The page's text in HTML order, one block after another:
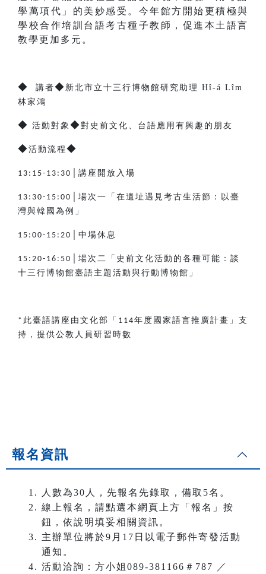
學萬項代」的美妙感受。今年館方開始更積極與
學校合作培訓台語考古種子教師，促進本土語言
教學更加多元。
◆ 講者◆ 新北市立十三行博物館研究助理 Hî-á Lîm
林家鴻
◆ 活動對象 ◆對史前文化、台語應用有興趣的朋友
◆活動流程 ◆
13:15-13:30 │講座開放入場
13:30-15:00
│場次一「在遺址遇見考古生活節：以臺
灣與韓國為例」
15:00-15:20 │中場休息
15:20-16:50
│場次二「史前文化活動的各種可能：談
十三行博物館臺語主題活動與行動博物館」
* 此臺語講座由文化部「 114年度國家語言推廣計畫」支
持，提供公教人員研習時數
報名資訊
人數為30人，先報名先錄取，備取5名。
線上報名，請點選本網頁上方「報名」按
鈕，依說明填妥相關資訊。
主辦單位將於9月17日以電子郵件寄發活動
通知。
活動洽詢：方小姐089-381166＃787 ／